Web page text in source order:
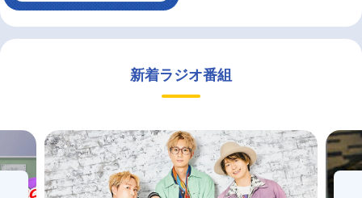
新着ラジオ番組